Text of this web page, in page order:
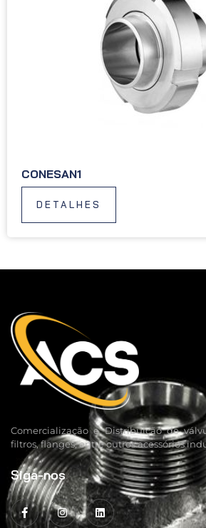
CONESAN1
DETALHES
Comercialização e Distribuição de
filtros, flanges, entre outros acessórios
Siga-nos